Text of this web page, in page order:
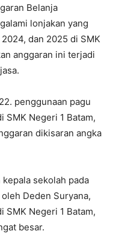
Belanja
lonjakan yang
dan 2025 di SMK
anggaran ini terjadi
penggunaan pagu
SMK Negeri 1 Batam,
dikisaran angka
sekolah pada
Deden Suryana,
SMK Negeri 1 Batam,
besar.